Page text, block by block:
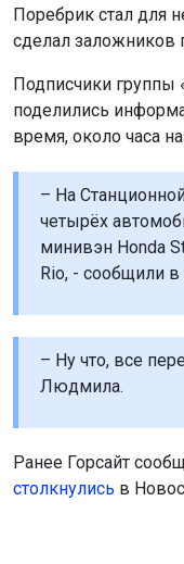
Поребрик стал для
сделал заложников
Подписчики группы
поделились
время, около часа
– На
четырёх
минивэн Honda
Rio, - сообщили в
– Ну что, все
Людмила.
Ранее Горсайт
столкнулись в